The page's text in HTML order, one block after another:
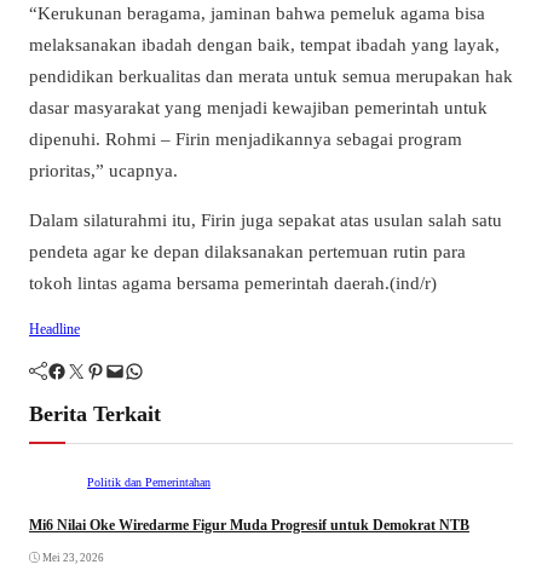
“Kerukunan beragama, jaminan bahwa pemeluk agama bisa
melaksanakan ibadah dengan baik, tempat ibadah yang layak,
pendidikan berkualitas dan merata untuk semua merupakan hak
dasar masyarakat yang menjadi kewajiban pemerintah untuk
dipenuhi. Rohmi – Firin menjadikannya sebagai program
prioritas,” ucapnya.
Dalam silaturahmi itu, Firin juga sepakat atas usulan salah satu
pendeta agar ke depan dilaksanakan pertemuan rutin para
tokoh lintas agama bersama pemerintah daerah.(ind/r)
Headline
Facebook Twitter Pinterest Mail WhatsApp
Berita Terkait
Politik dan Pemerintahan
Mi6 Nilai Oke Wiredarme Figur Muda Progresif untuk Demokrat NTB
Mei 23, 2026